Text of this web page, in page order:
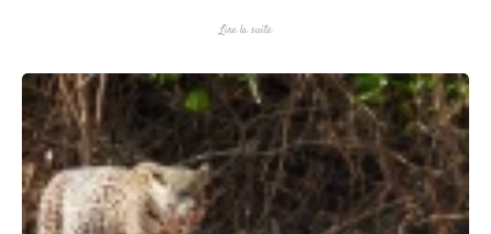
Lire la suite